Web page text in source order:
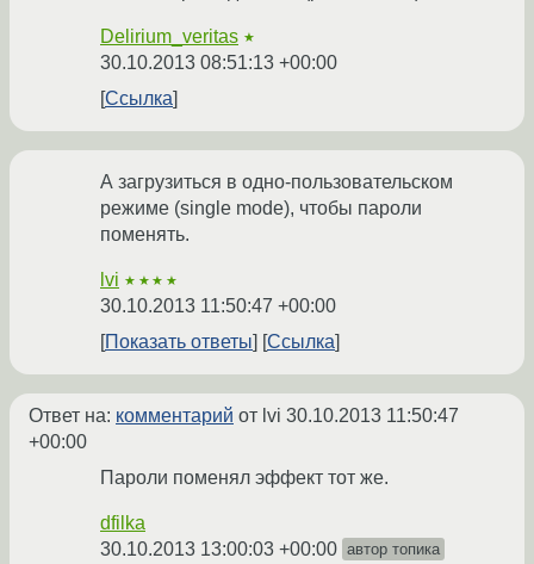
Delirium_veritas ★
30.10.2013 08:51:13 +00:00
Ссылка
А загрузиться в одно-пользовательском
режиме (single mode), чтобы пароли
поменять.
lvi ★★★★
30.10.2013 11:50:47 +00:00
Показать ответы
Ссылка
Ответ на: комментарий от lvi 30.10.2013 11:50:47
+00:00
Пароли поменял эффект тот же.
dfilka
30.10.2013 13:00:03 +00:00 автор топика